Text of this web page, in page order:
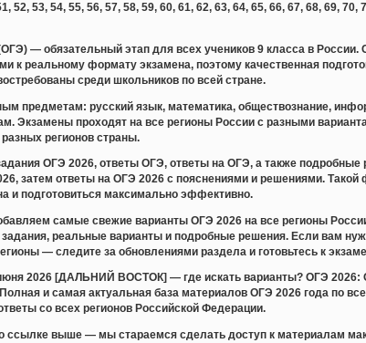
52, 53, 54, 55, 56, 57, 58, 59, 60, 61, 62, 63, 64, 65, 66, 67, 68, 69,
— обязательный этап для всех учеников 9 класса в
к реальному формату экзамена, поэтому качественная
среди школьников по всей стране.
предметам: русский язык, математика, обществознание,
Экзамены проходят на все регионы России с разными
регионов страны.
ОГЭ 2026, ответы ОГЭ, ответы на ОГЭ, а также
затем ответы на ОГЭ 2026 с пояснениями и решениями. Такой
и подготовиться максимально эффективно.
самые свежие варианты ОГЭ 2026 на все регионы
реальные варианты и подробные решения. Если вам
— следите за обновлениями раздела и готовьтесь к
июня 2026 [ДАЛЬНИЙ ВОСТОК] — где искать варианты?
и самая актуальная база материалов ОГЭ 2026 года по
со всех регионов Российской Федерации.
ссылке выше — мы стараемся сделать доступ к материалам